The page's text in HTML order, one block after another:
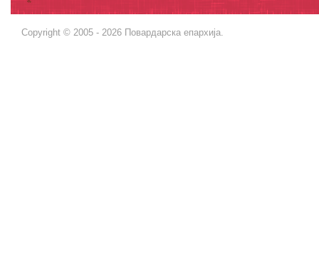
Copyright © 2005 - 2026 Повардарска епархија.